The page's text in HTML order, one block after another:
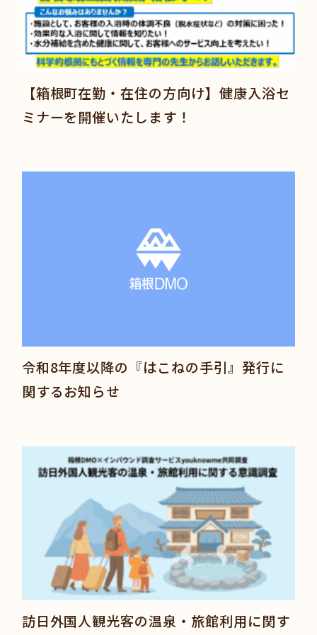
【箱根町在勤・在住の方向け】健康入浴セ
ミナーを開催いたします！
令和8年度以降の『はこねの手引』発行に
関するお知らせ
訪日外国人観光客の温泉・旅館利用に関す